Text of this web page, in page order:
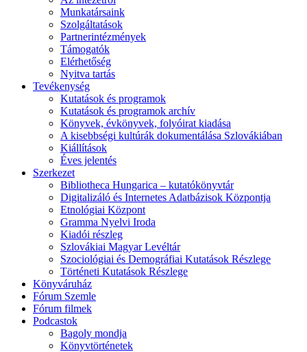
Munkatársaink
Szolgáltatások
Partnerintézmények
Támogatók
Elérhetőség
Nyitva tartás
Tevékenység
Kutatások és programok
Kutatások és programok archív
Könyvek, évkönyvek, folyóirat kiadása
A kisebbségi kultúrák dokumentálása Szlovákiában
Kiállítások
Éves jelentés
Szerkezet
Bibliotheca Hungarica – kutatókönyvtár
Digitalizáló és Internetes Adatbázisok Központja
Etnológiai Központ
Gramma Nyelvi Iroda
Kiadói részleg
Szlovákiai Magyar Levéltár
Szociológiai és Demográfiai Kutatások Részlege
Történeti Kutatások Részlege
Könyváruház
Fórum Szemle
Fórum filmek
Podcastok
Bagoly mondja
Könyvtörténetek